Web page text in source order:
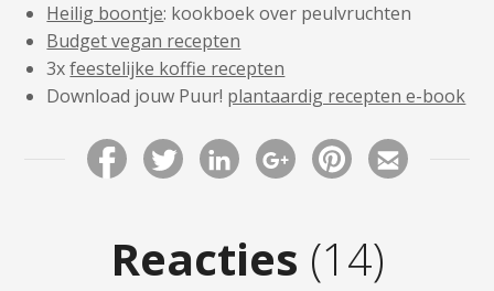
Heilig boontje: kookboek over peulvruchten
Budget vegan recepten
3xfeestelijke koffie recepten
Download jouw Puur! plantaardig recepten e-book
Reacties (14)